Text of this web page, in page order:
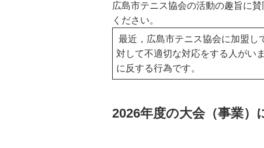
広島市テニス協会の活動の趣旨に
ください。
最近，広島市テニス協会に加盟し
対して不適切な対応をする人がい
に反する行為です。
2026年度の大会（事業